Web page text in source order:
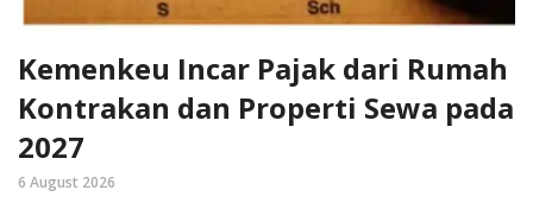
Kemenkeu Incar Pajak dari Rumah
Kontrakan dan Properti Sewa pada
2027
6 August 2026